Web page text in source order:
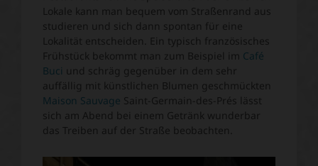
Lokale kann man bequem vom Straßenrand aus
studieren und sich dann spontan für eine
Lokalität entscheiden. Ein typisch französisches
Frühstück bekommt man zum Beispiel im Café
Buci
und schräg gegenüber in dem sehr
auffällig mit künstlichen Blumen geschmückten
Maison Sauvage Saint-Germain-des-Prés lässt
sich am Abend bei einem Getränk wunderbar
das Treiben auf der Straße beobachten.